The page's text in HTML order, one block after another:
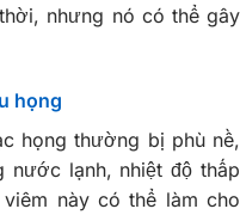
nhưng nó có thể gây
họng
họng thường bị phù nề,
nước lạnh, nhiệt độ thấp
này có thể làm cho